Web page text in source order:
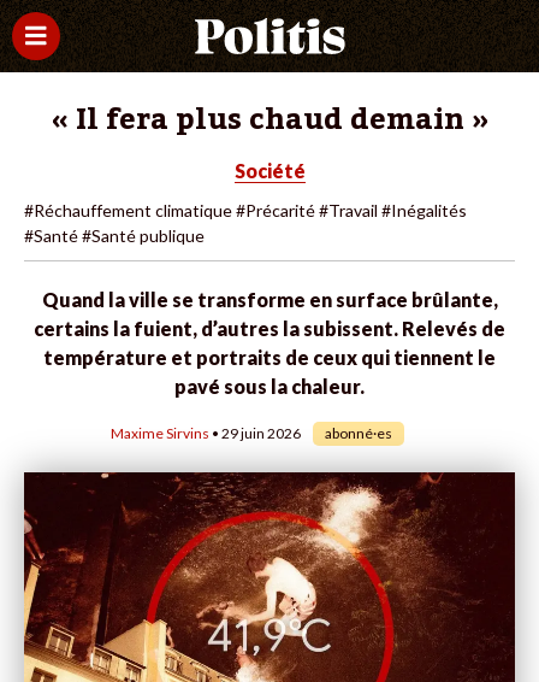
« Il fera plus chaud demain »
Société
#Réchauffement climatique#Précarité#Travail #Inégalités
#Santé#Santé publique
Quand la ville se transforme en surface brûlante,
certains la fuient, d’autres la subissent. Relevés de
température et portraits de ceux qui tiennent le
pavé sous la chaleur.
Maxime Sirvins • 29 juin 2026 abonné·es